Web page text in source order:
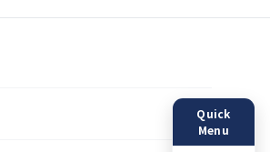
Quick
Menu